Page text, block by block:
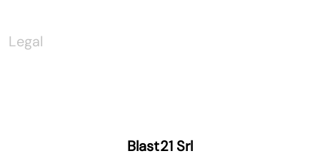
Legal
Blast21 Srl